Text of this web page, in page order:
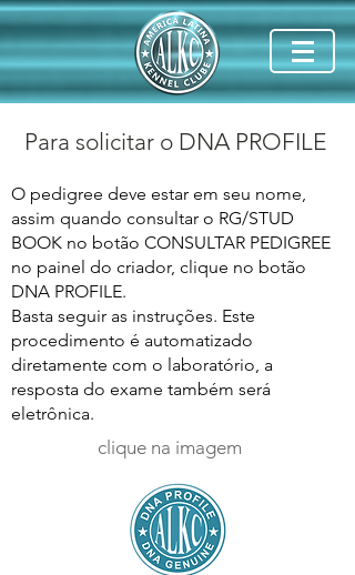
Para solicitar o DNA PROFILE
O pedigree deve estar em seu nome,
assim quando consultar o RG/STUD
BOOK no botão CONSULTAR PEDIGREE
no painel do criador, clique no botão
DNA PROFILE.
Basta seguir as instruções. Este
procedimento é automatizado
diretamente com o laboratório, a
resposta do exame também será
eletrônica. ​
clique na imagem